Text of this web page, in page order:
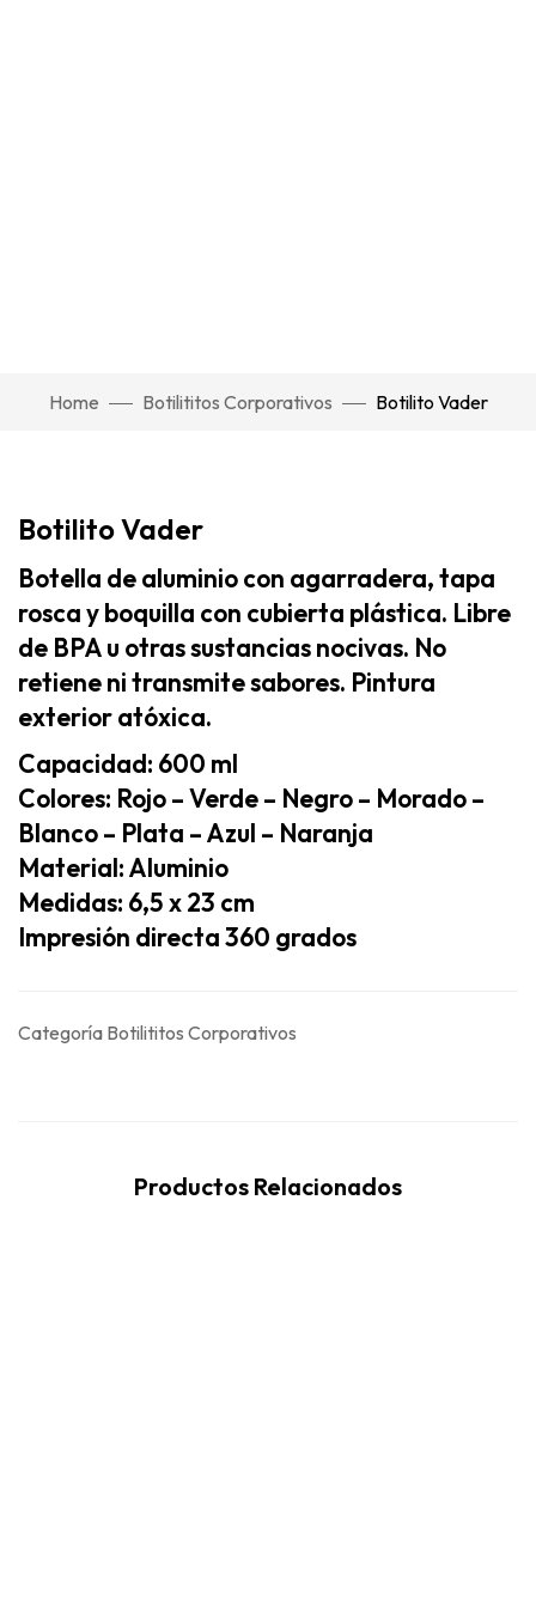
Home Botilititos Corporativos Botilito Vader
Botilito Vader
Botella de aluminio con agarradera, tapa
rosca y boquilla con cubierta plástica. Libre
de BPA u otras sustancias nocivas. No
retiene ni transmite sabores. Pintura
exterior atóxica.
Capacidad: 600 ml
Colores: Rojo – Verde – Negro – Morado –
Blanco – Plata – Azul – Naranja
Material: Aluminio
Medidas: 6,5 x 23 cm
Impresión directa 360 grados
Categoría Botilititos Corporativos
Productos Relacionados